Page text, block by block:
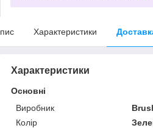
Характеристики
Характеристики
Основні
Виробник
Колір